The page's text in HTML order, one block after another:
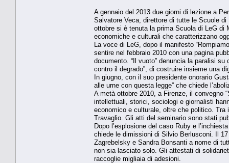
A gennaio del 2013 due giorni di lezione a
Salvatore Veca, direttore di tutte le Scuole
ottobre si è tenuta la prima Scuola di LeG di
economiche e culturali che caratterizzano
La voce di LeG, dopo il manifesto
sentire nel febbraio 2010 con una pagina
documento. “Il vuoto” denuncia la paralisi
contro il degrado”, di costruire insieme una
In giugno, con il suo presidente onorario
alle urne con questa legge” che chiede
A metà ottobre 2010, a Firenze, il convegno
intellettuali, storici, sociologi e giornalisti
economico e culturale, oltre che politico.
Travaglio. Gli atti del seminario sono stati
Dopo l’esplosione del caso Ruby e
chiede le dimissioni di Silvio Berlusconi. Il
Zagrebelsky e Sandra Bonsanti a nome di
non sia lasciato solo. Gli attestati di
raccoglie migliaia di adesioni.